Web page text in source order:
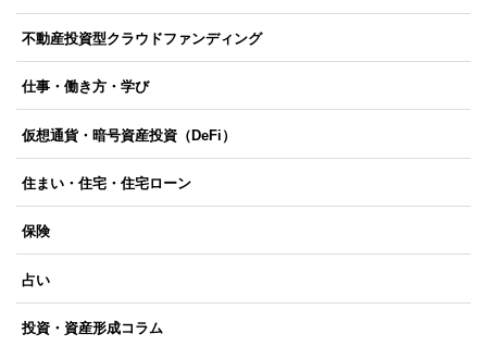
不動産投資型クラウドファンディング
仕事・働き方・学び
仮想通貨・暗号資産投資（DeFi）
住まい・住宅・住宅ローン
保険
占い
投資・資産形成コラム